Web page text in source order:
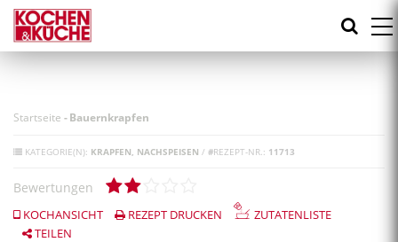
Direkt
zum
Inhalt
Startseite -Bauernkrapfen
KATEGORIE(N): KRAPFEN NACHSPEISEN / #REZEPT-NR.: 11713
Bewertungen
KOCHANSICHT REZEPT DRUCKEN
ZUTATENLISTE
TEILEN